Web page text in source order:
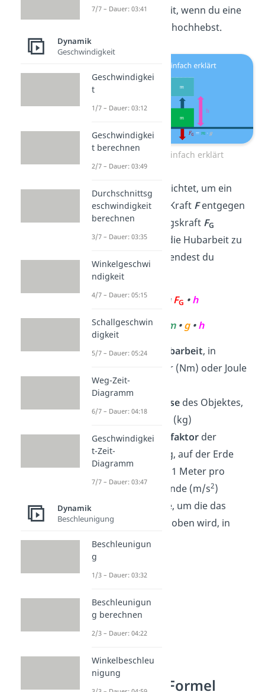
Beispiel Hubarbeit, wenn du eine
Kiste vom Boden hochhebst.
Hubarbeit einfach erklärt
Sie wird also verrichtet, um ein
Objekt mit einer Kraft Fentgegen
der Erdanziehungskraft FG
anzuheben. Um die Hubarbeit zu
berechnen, verwendest du
folgende Formel:
=FG •h
WH m•g•h
WHist die Hubarbeit, in
Newtonmeter (Nm) oder Joule
(J)
Massedes Objektes,
in Kilogramm (kg)
gist derOrtsfaktor der
Erdanziehung, auf der Erde
beträgt er 9,81 Meter pro
Quadratsekunde (m/s2)
ist die Höhe, um die das
Objekt angehoben wird, in
Meter (m)
Hubarbeit Formel
7/7 – Dauer: 03:41
Dynamik
Geschwindigkeit
Geschwindigkei
t
1/7 – Dauer: 03:12
Geschwindigkei
t berechnen
2/7 – Dauer: 03:49
Durchschnittsg
eschwindigkeit
berechnen
3/7 – Dauer: 03:35
Winkelgeschwi
ndigkeit
4/7 – Dauer: 05:15
Schallgeschwin
digkeit
5/7 – Dauer: 05:24
Weg-Zeit-
Diagramm
6/7 – Dauer: 04:18
Geschwindigkei
t-Zeit-
Diagramm
7/7 – Dauer: 03:47
Dynamik
Beschleunigung
Beschleunigun
g
1/3 – Dauer: 03:32
Beschleunigun
g berechnen
2/3 – Dauer: 04:22
Winkelbeschleu
nigung